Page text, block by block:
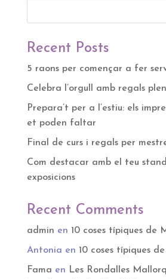
Recent Posts
5 raons per començar a fer
Celebra l’orgull amb regals
Prepara’t per a l’estiu: els
et poden faltar
Final de curs i regals per
Com destacar amb el teu
exposicions
Recent Comments
admin en 10 coses típiques de
Antonia en 10 coses típiques
Fama en Les Rondalles